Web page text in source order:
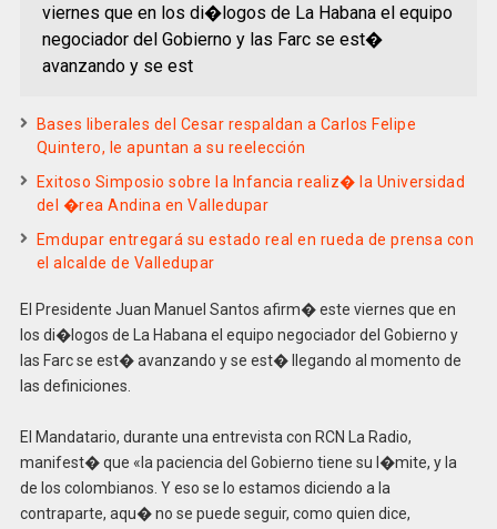
viernes que en los di�logos de La Habana el equipo
negociador del Gobierno y las Farc se est�
avanzando y se est
Bases liberales del Cesar respaldan a Carlos Felipe
Quintero, le apuntan a su reelección
Exitoso Simposio sobre la Infancia realiz� la Universidad
del �rea Andina en Valledupar
Emdupar entregará su estado real en rueda de prensa con
el alcalde de Valledupar
El Presidente Juan Manuel Santos afirm� este viernes que en
los di�logos de La Habana el equipo negociador del Gobierno y
las Farc se est� avanzando y se est� llegando al momento de
las definiciones.
El Mandatario, durante una entrevista con RCN La Radio,
manifest� que «la paciencia del Gobierno tiene su l�mite, y la
de los colombianos. Y eso se lo estamos diciendo a la
contraparte, aqu� no se puede seguir, como quien dice,